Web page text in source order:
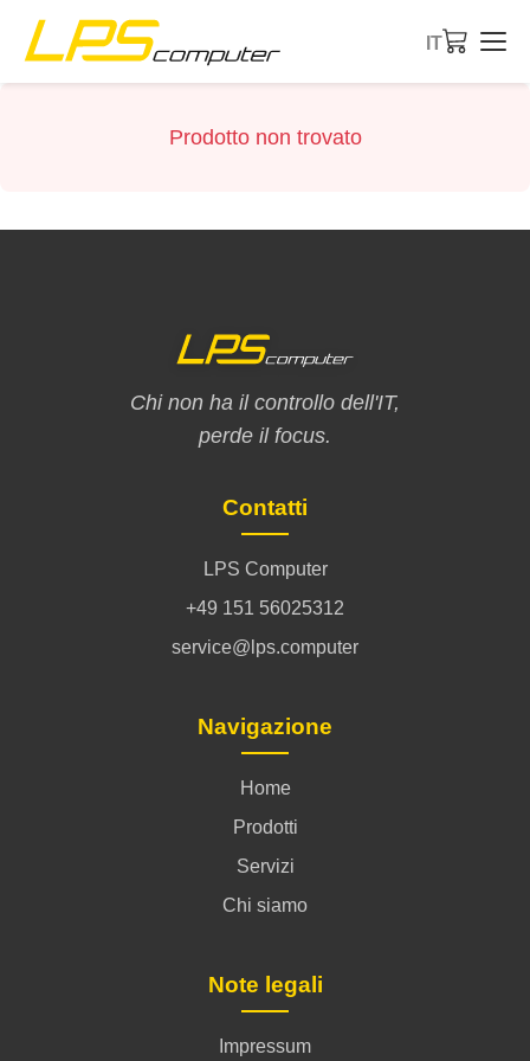
IT
Prodotto non trovato
Chi non ha il controllo dell'IT,
perde il focus.
Contatti
LPS Computer
+49 151 56025312
service@lps.computer
Navigazione
Home
Prodotti
Servizi
Chi siamo
Note legali
Impressum